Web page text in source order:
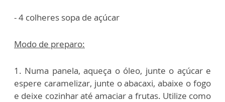
- 4 colheres sopa de açúcar
Modo de preparo:
1. Numa panela, aqueça o óleo, junte o açúcar e
espere caramelizar, junte o abacaxi, abaixe o fogo
e deixe cozinhar até amaciar a frutas. Utilize como